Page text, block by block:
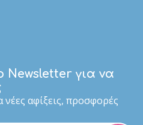
Newsletter για να
νέες αφίξεις, προσφορές